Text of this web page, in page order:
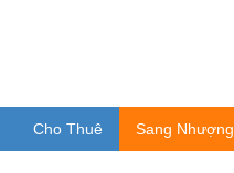
Cho Thuê Sang Nhượng